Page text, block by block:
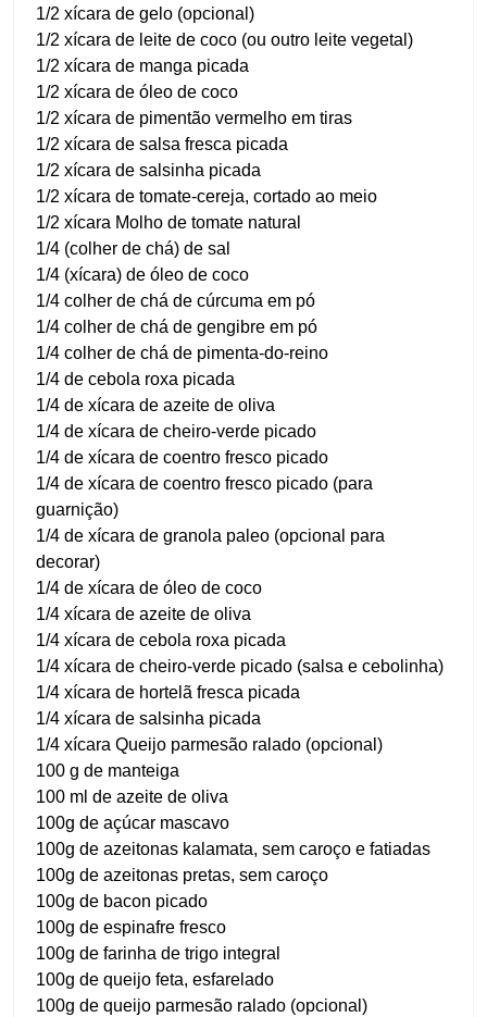
1/2 xícara de gelo (opcional)
1/2 xícara de leite de coco (ou outro leite vegetal)
1/2 xícara de manga picada
1/2 xícara de óleo de coco
1/2 xícara de pimentão vermelho em tiras
1/2 xícara de salsa fresca picada
1/2 xícara de salsinha picada
1/2 xícara de tomate-cereja, cortado ao meio
1/2 xícara Molho de tomate natural
1/4 (colher de chá) de sal
1/4 (xícara) de óleo de coco
1/4 colher de chá de cúrcuma em pó
1/4 colher de chá de gengibre em pó
1/4 colher de chá de pimenta-do-reino
1/4 de cebola roxa picada
1/4 de xícara de azeite de oliva
1/4 de xícara de cheiro-verde picado
1/4 de xícara de coentro fresco picado
1/4 de xícara de coentro fresco picado (para
guarnição)
1/4 de xícara de granola paleo (opcional para
decorar)
1/4 de xícara de óleo de coco
1/4 xícara de azeite de oliva
1/4 xícara de cebola roxa picada
1/4 xícara de cheiro-verde picado (salsa e cebolinha)
1/4 xícara de hortelã fresca picada
1/4 xícara de salsinha picada
1/4 xícara Queijo parmesão ralado (opcional)
100 g de manteiga
100 ml de azeite de oliva
100g de açúcar mascavo
100g de azeitonas kalamata, sem caroço e fatiadas
100g de azeitonas pretas, sem caroço
100g de bacon picado
100g de espinafre fresco
100g de farinha de trigo integral
100g de queijo feta, esfarelado
100g de queijo parmesão ralado (opcional)